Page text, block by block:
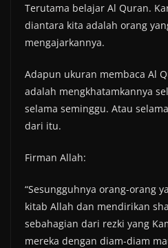
Terutama belajar Al Quran.
diantara kita adalah orang
mengajarkannya.
Adapun ukuran membaca Al
adalah mengkhatamkannya
selama seminggu. Atau
dari itu.
Firman Allah:
“Sesungguhnya orang-orang
kitab Allah dan mendirikan
sebahagian dari rezki yang
mereka dengan diam-diam